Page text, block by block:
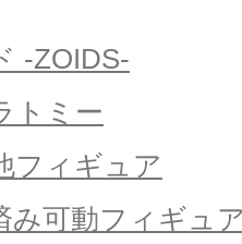
-ZOIDS-
トミー
フィギュア
み可動フィギュ